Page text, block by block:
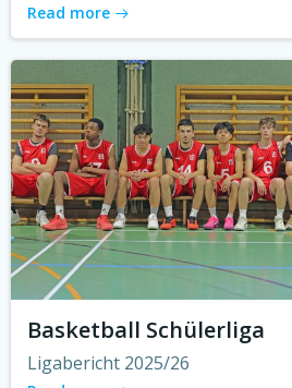
Read more
Basketball Schülerliga
Ligabericht 2025/26